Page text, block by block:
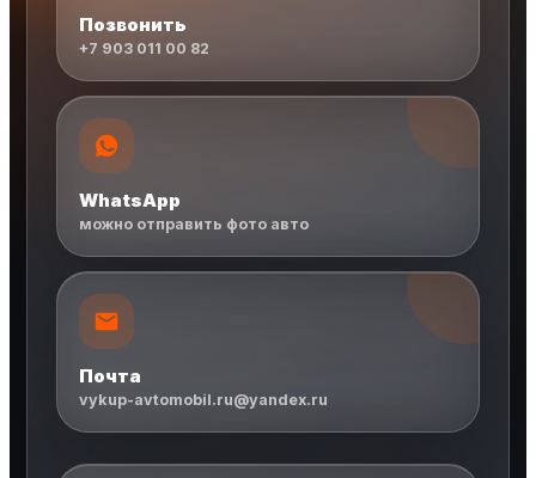
Позвонить
+7 903 011 00 82
WhatsApp
можно отправить фото авто
Почта
vykup-avtomobil.ru@yandex.ru